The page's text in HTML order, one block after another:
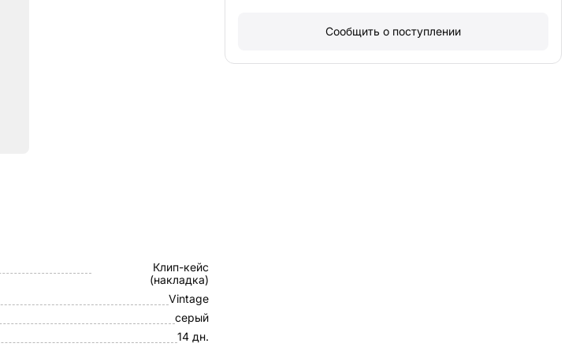
Клип-кейс
(накладка)
Vintage
серый
14 дн.
Сообщить о поступлении